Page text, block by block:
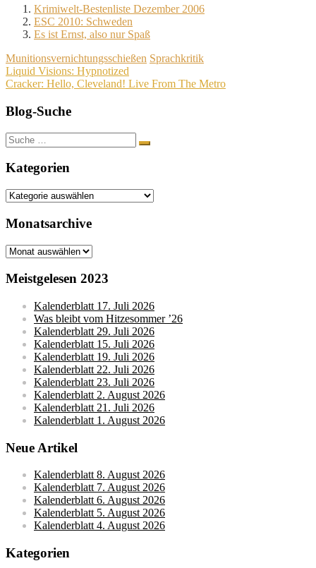
Krimiwelt-Bestenliste Dezember 2006
ESC 2010: Schweden
Es ist Ernst, also nur Spaß
Munitionsvernichtungsschießen Sprachkritik
Beitragsnavigation
Liquid Visions: Hypnotized
Cracker: Hello, Cleveland! Live From The Metro
Blog-Suche
Suche
nach:
Kategorien
Kategorien
Monatsarchive
Monatsarchive
Meistgelesen 2023
Kalenderblatt 17. Juli 2026
Was bleibt vom Hitzesommer ’26
Kalenderblatt 29. Juli 2026
Kalenderblatt 15. Juli 2026
Kalenderblatt 19. Juli 2026
Kalenderblatt 22. Juli 2026
Kalenderblatt 23. Juli 2026
Kalenderblatt 2. August 2026
Kalenderblatt 21. Juli 2026
Kalenderblatt 1. August 2026
Neue Artikel
Kalenderblatt 8. August 2026
Kalenderblatt 7. August 2026
Kalenderblatt 6. August 2026
Kalenderblatt 5. August 2026
Kalenderblatt 4. August 2026
Kategorien